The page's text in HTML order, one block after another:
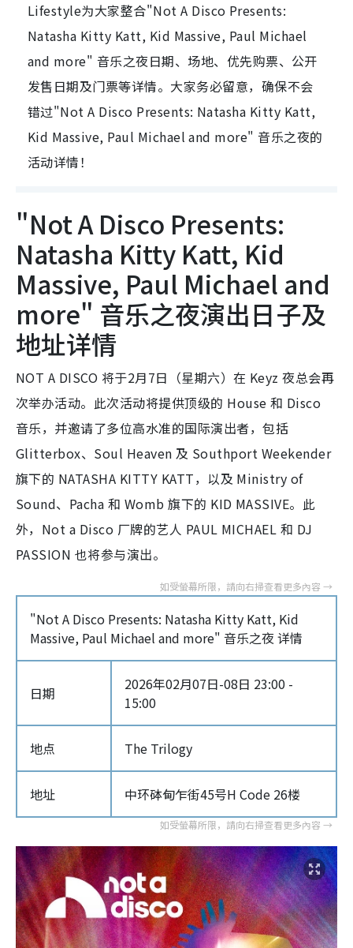
Lifestyle为大家整合"Not A Disco Presents:
Natasha Kitty Katt, Kid Massive, Paul Michael
and more" 音乐之夜日期、场地、优先购票、公开
发售日期及门票等详情。大家务必留意，确保不会
错过"Not A Disco Presents: Natasha Kitty Katt,
Kid Massive, Paul Michael and more" 音乐之夜的
活动详情！
"Not A Disco Presents:
Natasha Kitty Katt, Kid
Massive, Paul Michael and
more" 音乐之夜演出日子及
地址详情
NOT A DISCO 将于2月7日（星期六）在 Keyz 夜总会再
次举办活动。此次活动将提供顶级的 House 和 Disco
音乐，并邀请了多位高水准的国际演出者，包括
Glitterbox、Soul Heaven 及 Southport Weekender
旗下的 NATASHA KITTY KATT，以及 Ministry of
Sound、Pacha 和 Womb 旗下的 KID MASSIVE。此
外，Not a Disco 厂牌的艺人 PAUL MICHAEL 和 DJ
PASSION 也将参与演出。
"Not A Disco Presents: Natasha Kitty Katt, Kid
Massive, Paul Michael and more" 音乐之夜 详情
日期
2026年02月07日-08日 23:00 -
15:00
地点 The Trilogy
地址 中环砵甸乍街45号H Code 26楼